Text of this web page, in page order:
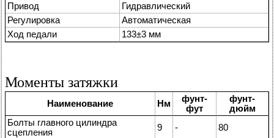
Привод
Гидравлический
Регулировка
Автоматическая
Ход педали
133±3 мм
Моменты затяжки
Наименование Нм
фунт-
фут
фунт-
дюйм
Болты главного цилиндра
сцепления
9 -
80